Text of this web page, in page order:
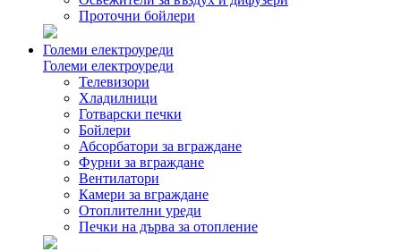
Проточни бойлери
Големи електроуреди
Големи електроуреди
Телевизори
Хладилници
Готварски печки
Бойлери
Абсорбатори за вграждане
Фурни за вграждане
Вентилатори
Камери за вграждане
Отоплителни уреди
Печки на дърва за отопление